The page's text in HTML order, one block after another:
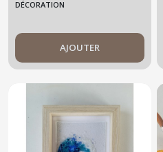
- famille - enfant-
poids - taille -
date
DÉCORATION
AJOUTER